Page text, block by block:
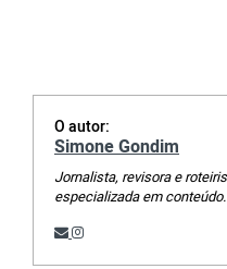
O autor:
Simone Gondim
Jornalista, revisora e
especializada em conteúdo.